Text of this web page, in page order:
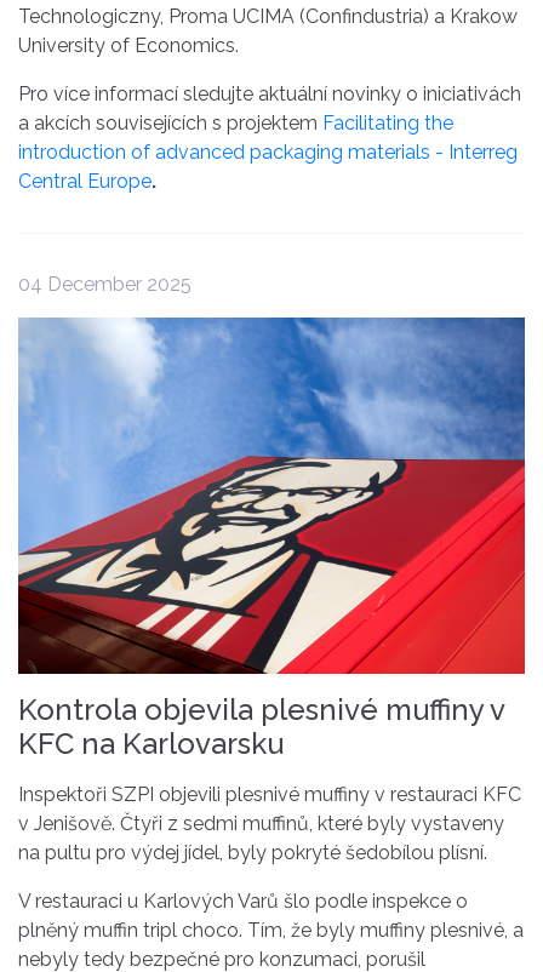
Technologiczny, Proma UCIMA (Confindustria) a Krakow
University of Economics.
Pro více informací sledujte aktuální novinky o iniciativách
a akcích souvisejících s projektem Facilitating the
introduction of advanced packaging materials - Interreg
Central Europe.
04 December 2025
Kontrola objevila plesnivé muffiny v
KFC na Karlovarsku
Inspektoři SZPI objevili plesnivé muffiny v restauraci KFC
v Jenišově. Čtyři z sedmi muffinů, které byly vystaveny
na pultu pro výdej jídel, byly pokryté šedobílou plísní.
V restauraci u Karlových Varů šlo podle inspekce o
plněný muffin tripl choco. Tím, že byly muffiny plesnivé, a
nebyly tedy bezpečné pro konzumaci, porušil